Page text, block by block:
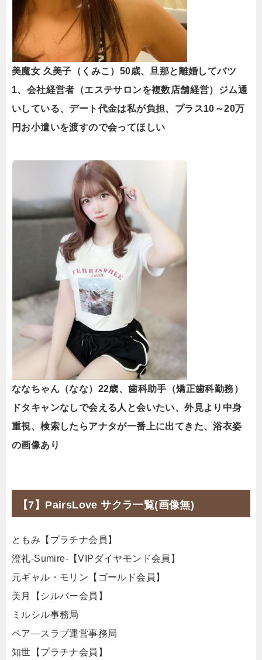
美魔女 久美子（くみこ）50歳、旦那と離婚してバツ
1、会社経営者（エステサロンを複数店舗経営）ジム通
いしている、デート代金は私が負担、プラス10～20万
円お小遣いを渡すので会ってほしい
ななちゃん（なな）22歳、歯科助手（矯正歯科勤務）
ドタキャンなしで会える人と会いたい、外見より中身
重視、検索したらアナタが一番上に出てきた、浴衣姿
の画像あり
【7】PairsLove サクラ一覧(画像無)
ともみ【プラチナ会員】
澄礼-Sumire-【VIPダイヤモンド会員】
元ギャル・モリン【ゴールド会員】
美月【シルバー会員】
ミルシル事務局
ペア―スラブ運営事務局
知世【プラチナ会員】